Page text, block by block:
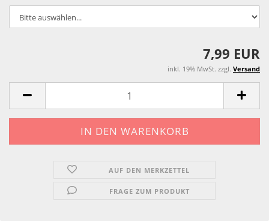
7,99 EUR
inkl. 19% MwSt. zzgl. Versand
AUF DEN MERKZETTEL
FRAGE ZUM PRODUKT